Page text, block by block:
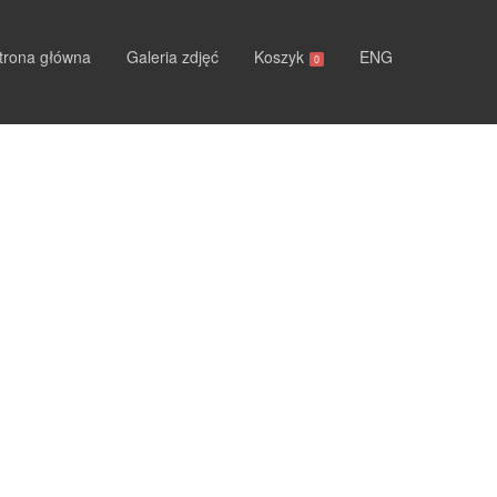
główna Galeria zdjęć Koszyk 0 ENG